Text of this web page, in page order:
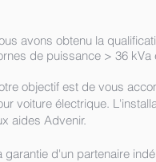
avons obtenu la
de puissance > 36
objectif est de vous
voiture électrique.
aides Advenir.
garantie d'un partenaire